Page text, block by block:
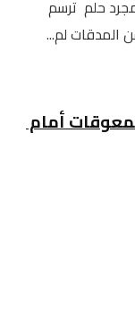
حلم ترسم
المدقات لم...
أمام